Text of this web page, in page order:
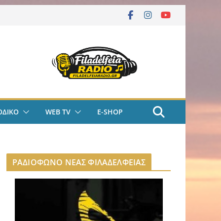
WEB TV E-SHOP
ΡΑΔΙΟΦΩΝΟ ΝΕΑΣ ΦΙΛΑΔΕΛΦΕΙΑΣ